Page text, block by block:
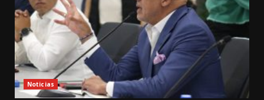
Noticias